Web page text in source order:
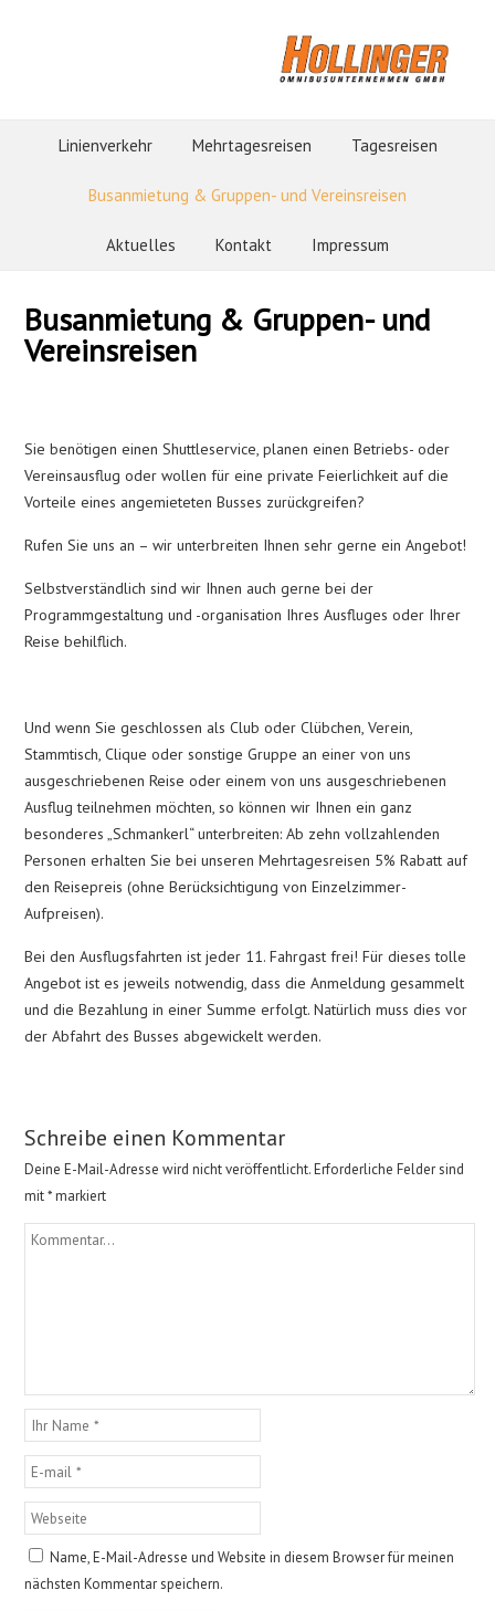
Linienverkehr Mehrtagesreisen Tagesreisen
Busanmietung & Gruppen- und Vereinsreisen
Aktuelles Kontakt Impressum
Busanmietung & Gruppen- und
Vereinsreisen
Sie benötigen einen Shuttleservice, planen einen Betriebs- oder
Vereinsausflug oder wollen für eine private Feierlichkeit auf die
Vorteile eines angemieteten Busses zurückgreifen?
Rufen Sie uns an – wir unterbreiten Ihnen sehr gerne ein Angebot!
Selbstverständlich sind wir Ihnen auch gerne bei der
Programmgestaltung und -organisation Ihres Ausfluges oder Ihrer
Reise behilflich.
Und wenn Sie geschlossen als Club oder Clübchen, Verein,
Stammtisch, Clique oder sonstige Gruppe an einer von uns
ausgeschriebenen Reise oder einem von uns ausgeschriebenen
Ausflug teilnehmen möchten, so können wir Ihnen ein ganz
besonderes „Schmankerl“ unterbreiten: Ab zehn vollzahlenden
Personen erhalten Sie bei unseren Mehrtagesreisen 5% Rabatt auf
den Reisepreis (ohne Berücksichtigung von Einzelzimmer-
Aufpreisen).
Bei den Ausflugsfahrten ist jeder 11. Fahrgast frei! Für dieses tolle
Angebot ist es jeweils notwendig, dass die Anmeldung gesammelt
und die Bezahlung in einer Summe erfolgt. Natürlich muss dies vor
der Abfahrt des Busses abgewickelt werden.
Schreibe einen Kommentar
Deine E-Mail-Adresse wird nicht veröffentlicht. Erforderliche Felder sind
mit*markiert
Name, E-Mail-Adresse und Website in diesem Browser für meinen
nächsten Kommentar speichern.